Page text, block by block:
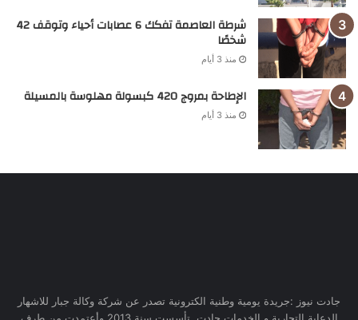
شرطة العاصمة تفكك 6 عصابات أحياء وتوقف 42
شخصًا
منذ 3 أيام
الإطاحة بمروج 420 كبسولة مهلوسة بالمسيلة
منذ 3 أيام
جادت نيوز :جريدة يومية وطنية الكترونية تصدر عن شركة وكالة جبار للاشهار